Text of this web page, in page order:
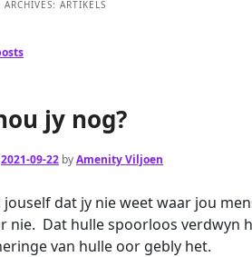
ARCHIVES: ARTIKELS
jy nog?
2021-09-22 byAmenity Viljoen
jouself dat jy nie weet waar jou
nie. Dat hulle spoorloos verdwyn
van hulle oor gebly het.